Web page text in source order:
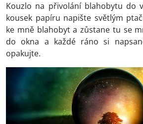
Kouzlo na přivolání blahobytu do
kousek papíru napište světlým
ke mně blahobyt a zůstane tu se
do okna a každé ráno si
opakujte.